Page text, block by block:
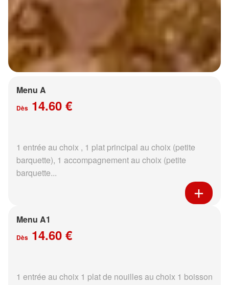
Menu A
Dès 14.60 €
1 entrée au choix , 1 plat principal au choix (petite
barquette), 1 accompagnement au choix (petite
barquette...
Menu A1
Dès 14.60 €
1 entrée au choix 1 plat de nouilles au choix 1 boisson